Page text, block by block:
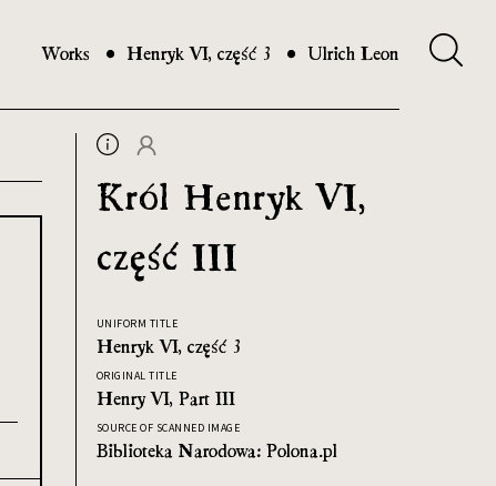
Works Henryk VI, część 3 Ulrich Leon
Król Henryk VI,
część III
UNIFORM TITLE
Henryk VI, część 3
ORIGINAL TITLE
Henry VI, Part III
SOURCE OF SCANNED IMAGE
Biblioteka Narodowa: Polona.pl